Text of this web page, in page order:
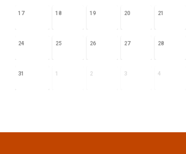
17 18 19 20 21
24 25 26 27 28
31 1 2 3 4